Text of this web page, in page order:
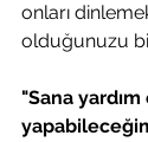
onları
olduğunuzu
"Sana